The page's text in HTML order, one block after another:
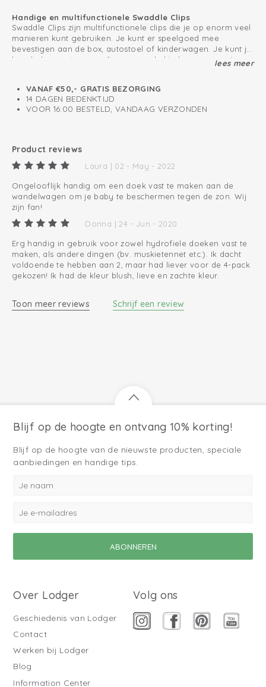
Handige en multifunctionele Swaddle Clips
Swaddle Clips zijn multifunctionele clips die je op enorm veel
manieren kunt gebruiken. Je kunt er speelgoed mee
bevestigen aan de box, autostoel of kinderwagen. Je kunt je
boodschappentas vast clippen aan de kinderwagen en je
doek zodat je jouw kindje kan afschermen van
weersinvloeden en prikkels van buitenaf. Hierdoor kan je
baby rustig slapen in de maxi cosi of kinderwagen. Let op
lees meer
VANAF €50,- GRATIS BEZORGING
14 DAGEN BEDENKTIJD
VOOR 16:00 BESTELD, VANDAAG VERZONDEN
Product reviews
Laura | 02 - May - 2022
Ongelooflijk handig om een doek vast te maken aan de
wandelwagen om je baby te beschermen tegen de zon. Wij
zijn fan!
Donna | 24 - Jun - 2020
Erg handig in gebruik voor zowel hydrofiele doeken vast te
maken, als andere dingen (bv. muskietennet etc.). Ik dacht
voldoende te hebben aan 2, maar had liever voor de 4-pack
gekozen! Ik had de kleur blush, lieve en zachte kleur.
Toon meer reviews Schrijf een review
Blijf op de hoogte en ontvang 10% korting!
Blijf op de hoogte van de nieuwste producten, speciale
aanbiedingen en handige tips.
Over Lodger
Geschiedenis van Lodger
Contact
Werken bij Lodger
Blog
Information Center
Volg ons